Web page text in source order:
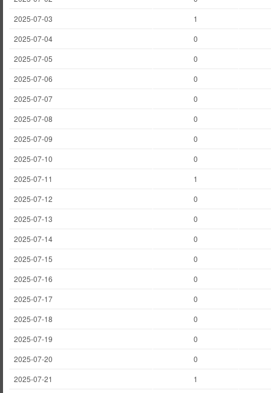
2025-07-03
1
2025-07-04
0
2025-07-05
0
2025-07-06
0
2025-07-07
0
2025-07-08
0
2025-07-09
0
2025-07-10
0
2025-07-11
1
2025-07-12
0
2025-07-13
0
2025-07-14
0
2025-07-15
0
2025-07-16
0
2025-07-17
0
2025-07-18
0
2025-07-19
0
2025-07-20
0
2025-07-21
1